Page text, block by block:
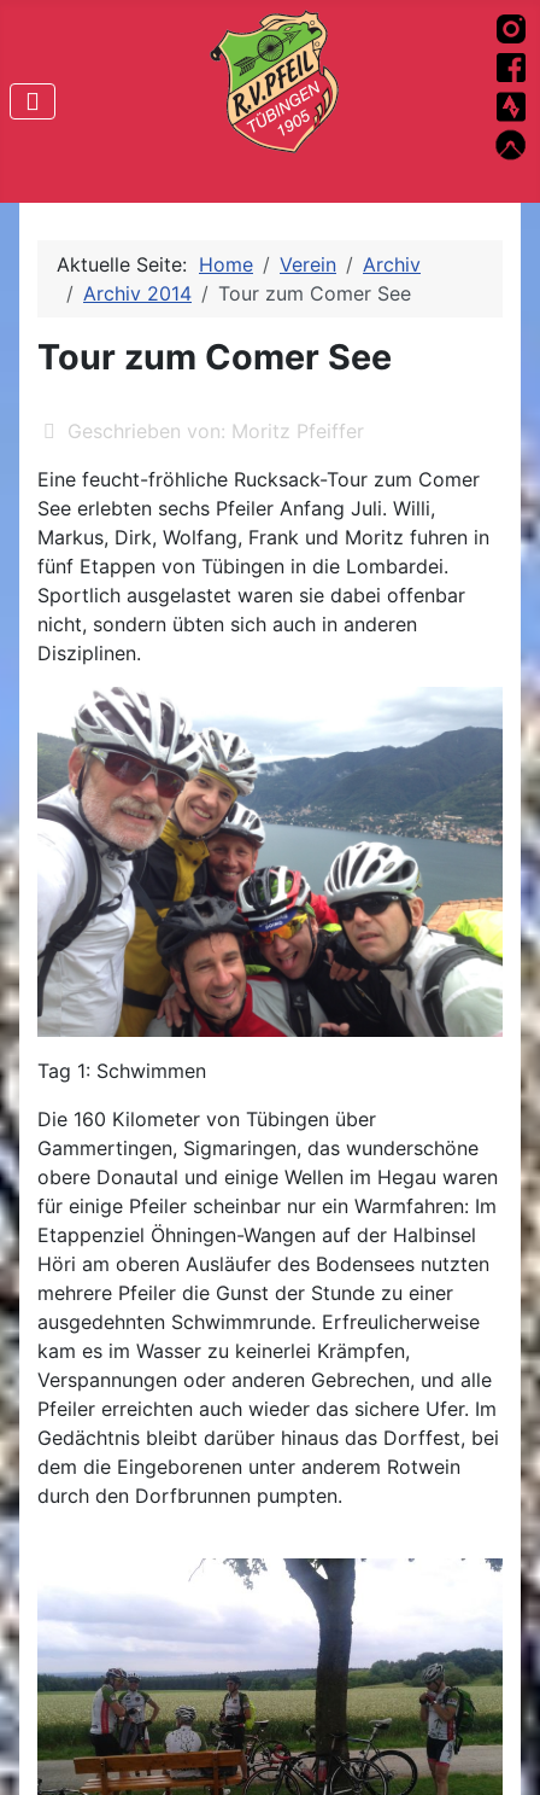
Aktuelle Seite: Home Verein
Archiv
Archiv 2014
Tour zum Comer See
Tour zum Comer See
Geschrieben von: Moritz Pfeiffer
Eine feucht-fröhliche Rucksack-Tour zum Comer
See erlebten sechs Pfeiler Anfang Juli. Willi,
Markus, Dirk, Wolfang, Frank und Moritz fuhren in
fünf Etappen von Tübingen in die Lombardei.
Sportlich ausgelastet waren sie dabei offenbar
nicht, sondern übten sich auch in anderen
Disziplinen.
Tag 1: Schwimmen
Die 160 Kilometer von Tübingen über
Gammertingen, Sigmaringen, das wunderschöne
obere Donautal und einige Wellen im Hegau waren
für einige Pfeiler scheinbar nur ein Warmfahren: Im
Etappenziel Öhningen-Wangen auf der Halbinsel
Höri am oberen Ausläufer des Bodensees nutzten
mehrere Pfeiler die Gunst der Stunde zu einer
ausgedehnten Schwimmrunde. Erfreulicherweise
kam es im Wasser zu keinerlei Krämpfen,
Verspannungen oder anderen Gebrechen, und alle
Pfeiler erreichten auch wieder das sichere Ufer. Im
Gedächtnis bleibt darüber hinaus das Dorffest, bei
dem die Eingeborenen unter anderem Rotwein
durch den Dorfbrunnen pumpten.